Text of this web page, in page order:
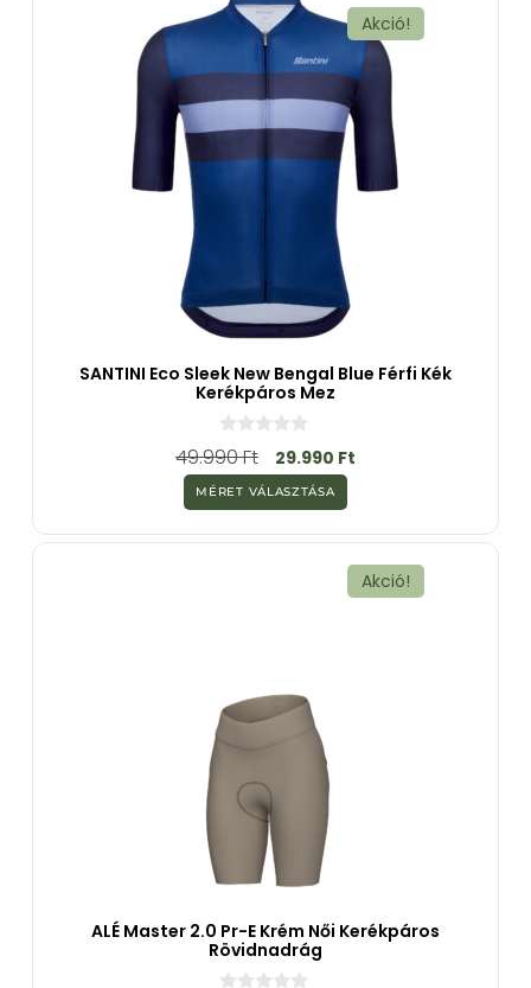
l
Akció!
SANTINI Eco Sleek New Bengal Blue Férfi Kék
Kerékpáros Mez
0
a
5
-
b
ő
49.990Ft 29.990 Ft
MÉRET VÁLASZTÁSA
Akció!
ALÉ Master 2.0 Pr-E Krém Női Kerékpáros
Rövidnadrág